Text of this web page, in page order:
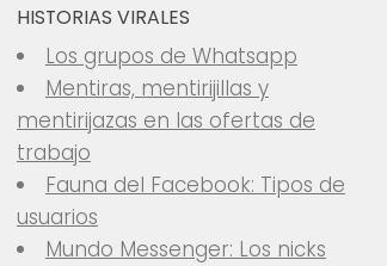
HISTORIAS VIRALES
Los grupos de Whatsapp
Mentiras, mentirijillas y
mentirijazas en las ofertas de
trabajo
Fauna del Facebook: Tipos de
usuarios
Mundo Messenger: Los nicks